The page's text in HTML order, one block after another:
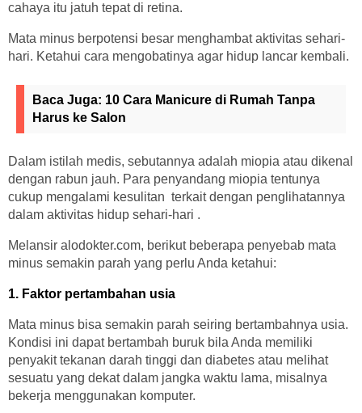
cahaya itu jatuh tepat di retina.
Mata minus berpotensi besar menghambat aktivitas sehari-
hari. Ketahui cara mengobatinya agar hidup lancar kembali.
Baca Juga: 10 Cara Manicure di Rumah Tanpa
Harus ke Salon
Dalam istilah medis, sebutannya adalah miopia atau dikenal
dengan rabun jauh. Para penyandang miopia tentunya
cukup mengalami kesulitan terkait dengan penglihatannya
dalam aktivitas hidup sehari-hari .
Melansir alodokter.com, berikut beberapa penyebab mata
minus semakin parah yang perlu Anda ketahui:
1. Faktor pertambahan usia
Mata minus bisa semakin parah seiring bertambahnya usia.
Kondisi ini dapat bertambah buruk bila Anda memiliki
penyakit tekanan darah tinggi dan diabetes atau melihat
sesuatu yang dekat dalam jangka waktu lama, misalnya
bekerja menggunakan komputer.